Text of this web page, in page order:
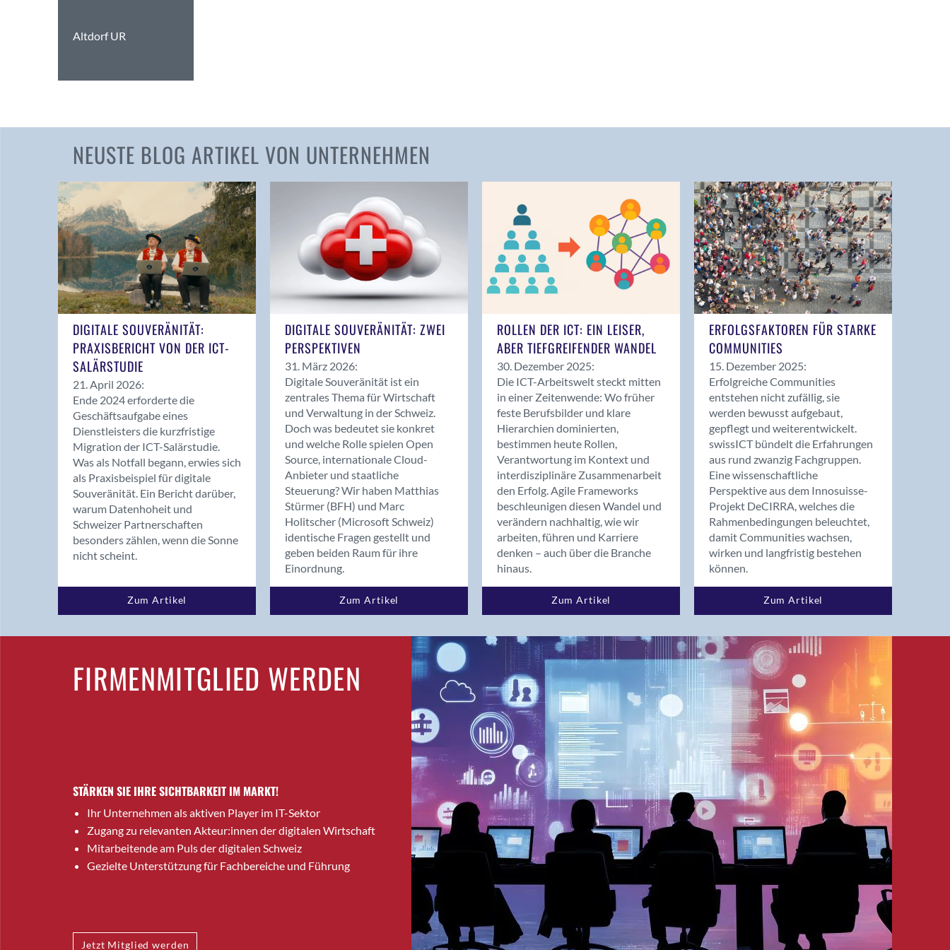
Benken (SG)
Bergdietikon
Berlin
Bern - Liebefeld
Bern-Zollikofen
Biel/Bienne
Bonstetten
Bottighofen
Bremgarten bei Bern
Brig
Brugg
Brugg AG
Brütten
Bubendorf
Bubikon
Buchs (SG)
Burgdorf
Bäretswil
Bülach
Cazis
Davos Platz
Davos Platz 1
Dierikon
Altdorf UR
NEUSTE BLOG ARTIKEL VON UNTERNEHMEN
DIGITALE SOUVERÄNITÄT:
PRAXISBERICHT VON DER ICT-
SALÄRSTUDIE
21. April 2026:
Ende 2024 erforderte die
Geschäftsaufgabe eines
Dienstleisters die kurzfristige
Migration der ICT-Salärstudie.
Was als Notfall begann, erwies sich
als Praxisbeispiel für digitale
Souveränität. Ein Bericht darüber,
warum Datenhoheit und
Schweizer Partnerschaften
besonders zählen, wenn die Sonne
nicht scheint.
Zum Artikel
DIGITALE SOUVERÄNITÄT: ZWEI
PERSPEKTIVEN
31. März 2026:
Digitale Souveränität ist ein
zentrales Thema für Wirtschaft
und Verwaltung in der Schweiz.
Doch was bedeutet sie konkret
und welche Rolle spielen Open
Source, internationale Cloud-
Anbieter und staatliche
Steuerung? Wir haben Matthias
Stürmer (BFH) und Marc
Holitscher (Microsoft Schweiz)
identische Fragen gestellt und
geben beiden Raum für ihre
Einordnung.
Zum Artikel
ROLLEN DER ICT: EIN LEISER,
ABER TIEFGREIFENDER WANDEL
30. Dezember 2025:
Die ICT-Arbeitswelt steckt mitten
in einer Zeitenwende: Wo früher
feste Berufsbilder und klare
Hierarchien dominierten,
bestimmen heute Rollen,
Verantwortung im Kontext und
interdisziplinäre Zusammenarbeit
den Erfolg. Agile Frameworks
beschleunigen diesen Wandel und
verändern nachhaltig, wie wir
arbeiten, führen und Karriere
denken – auch über die Branche
hinaus.
Zum Artikel
ERFOLGSFAKTOREN FÜR STARKE
COMMUNITIES
15. Dezember 2025:
Erfolgreiche Communities
entstehen nicht zufällig, sie
werden bewusst aufgebaut,
gepflegt und weiterentwickelt.
swissICT bündelt die Erfahrungen
aus rund zwanzig Fachgruppen.
Eine wissenschaftliche
Perspektive aus dem Innosuisse-
Projekt DeCIRRA, welches die
Rahmenbedingungen beleuchtet,
damit Communities wachsen,
wirken und langfristig bestehen
können.
Zum Artikel
FIRMENMITGLIED WERDEN
STÄRKEN SIE IHRE SICHTBARKEIT IM MARKT!
Ihr Unternehmen als aktiven Player im IT-Sektor
Zugang zu relevanten Akteur:innen der digitalen Wirtschaft
Mitarbeitende am Puls der digitalen Schweiz
Gezielte Unterstützung für Fachbereiche und Führung
Jetzt Mitglied werden